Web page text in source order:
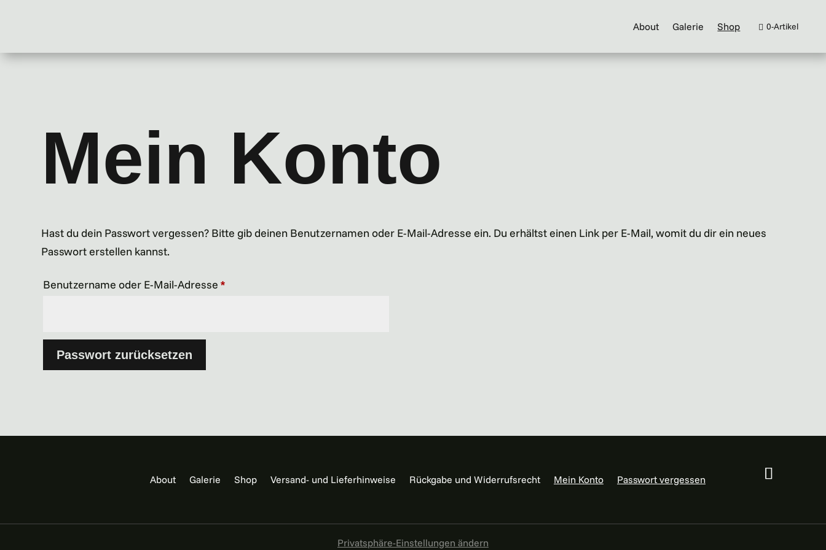
About Galerie Shop 0-Artikel
Mein Konto
Hast du dein Passwort vergessen? Bitte gib deinen Benutzernamen oder E-Mail-Adresse ein. Du erhältst einen Link per E-Mail, womit du dir ein neues
Passwort erstellen kannst.
Benutzername oder E-Mail-Adresse*Erforderlich
Passwort zurücksetzen
About Galerie Shop Versand- und Lieferhinweise Rückgabe und Widerrufsrecht Mein Konto Passwort vergessen
Privatsphäre-Einstellungen ändern